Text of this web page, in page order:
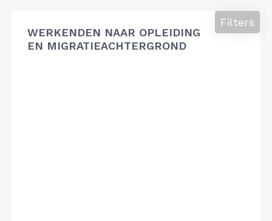
WERKENDEN NAAR OPLEIDING
EN MIGRATIEACHTERGROND
Filters